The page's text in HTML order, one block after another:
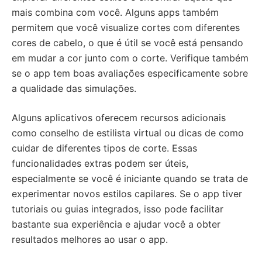
mais combina com você. Alguns apps também
permitem que você visualize cortes com diferentes
cores de cabelo, o que é útil se você está pensando
em mudar a cor junto com o corte. Verifique também
se o app tem boas avaliações especificamente sobre
a qualidade das simulações.
Alguns aplicativos oferecem recursos adicionais
como conselho de estilista virtual ou dicas de como
cuidar de diferentes tipos de corte. Essas
funcionalidades extras podem ser úteis,
especialmente se você é iniciante quando se trata de
experimentar novos estilos capilares. Se o app tiver
tutoriais ou guias integrados, isso pode facilitar
bastante sua experiência e ajudar você a obter
resultados melhores ao usar o app.